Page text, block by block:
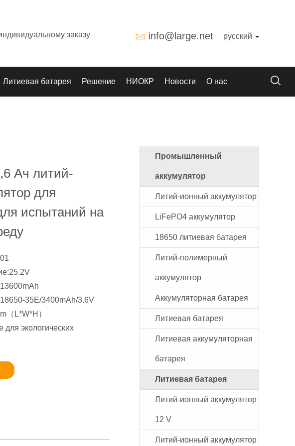
заказу info@large.net русский
Литиевая батарея Решение НИОКР Новости О нас
Ач литий-
для
испытаний на
35E/3400mAh/3.6V
（L*W*H）
экологических
Промышленный
аккумулятор
Литий-ионный аккумулятор
LiFePO4 аккумулятор
18650 литиевая батарея
Литий-полимерный
аккумулятор
Аккумуляторная батарея
Литиевая батарея
Литиевая аккумуляторная
батарея
Литиевая батарея
Литий-ионный аккумулятор
12 V
Литий-ионный аккумулятор